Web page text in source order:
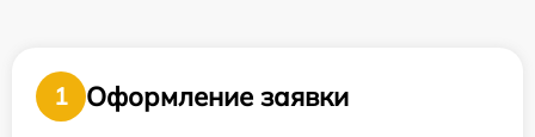
1
Оформление заявки